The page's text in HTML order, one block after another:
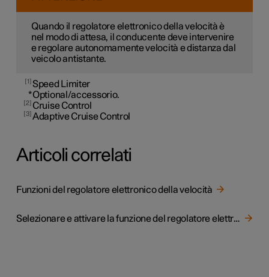
Quando il regolatore elettronico della velocità è
nel modo di attesa, il conducente deve intervenire
e regolare autonomamente velocità e distanza dal
veicolo antistante.
1 Speed Limiter
*Optional/accessorio.
2 Cruise Control
3 Adaptive Cruise Control
Articoli correlati
Funzioni del regolatore elettronico della velocità
Selezionare e attivare la funzione del regolatore elettronico della velocità